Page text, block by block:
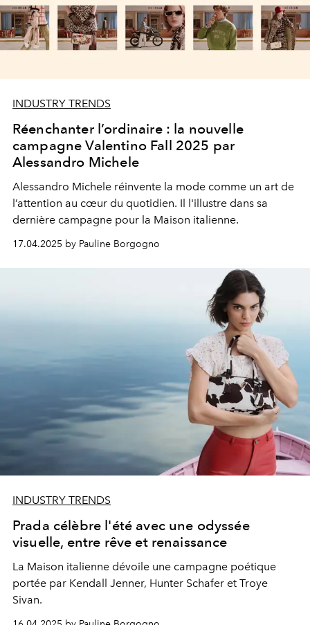
INDUSTRY TRENDS
Réenchanter l’ordinaire : la nouvelle
campagne Valentino Fall 2025 par
Alessandro Michele
Alessandro Michele réinvente la mode comme un art de
l’attention au cœur du quotidien. Il l'illustre dans sa
dernière campagne pour la Maison italienne.
17.04.2025 by Pauline Borgogno
INDUSTRY TRENDS
Prada célèbre l'été avec une odyssée
visuelle, entre rêve et renaissance
La Maison italienne dévoile une campagne poétique
portée par Kendall Jenner, Hunter Schafer et Troye
Sivan.